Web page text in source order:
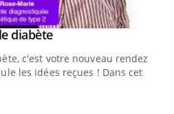
diabèteYoutube
c'est votre nouveau rendez-
les idées reçues ! Dans cet